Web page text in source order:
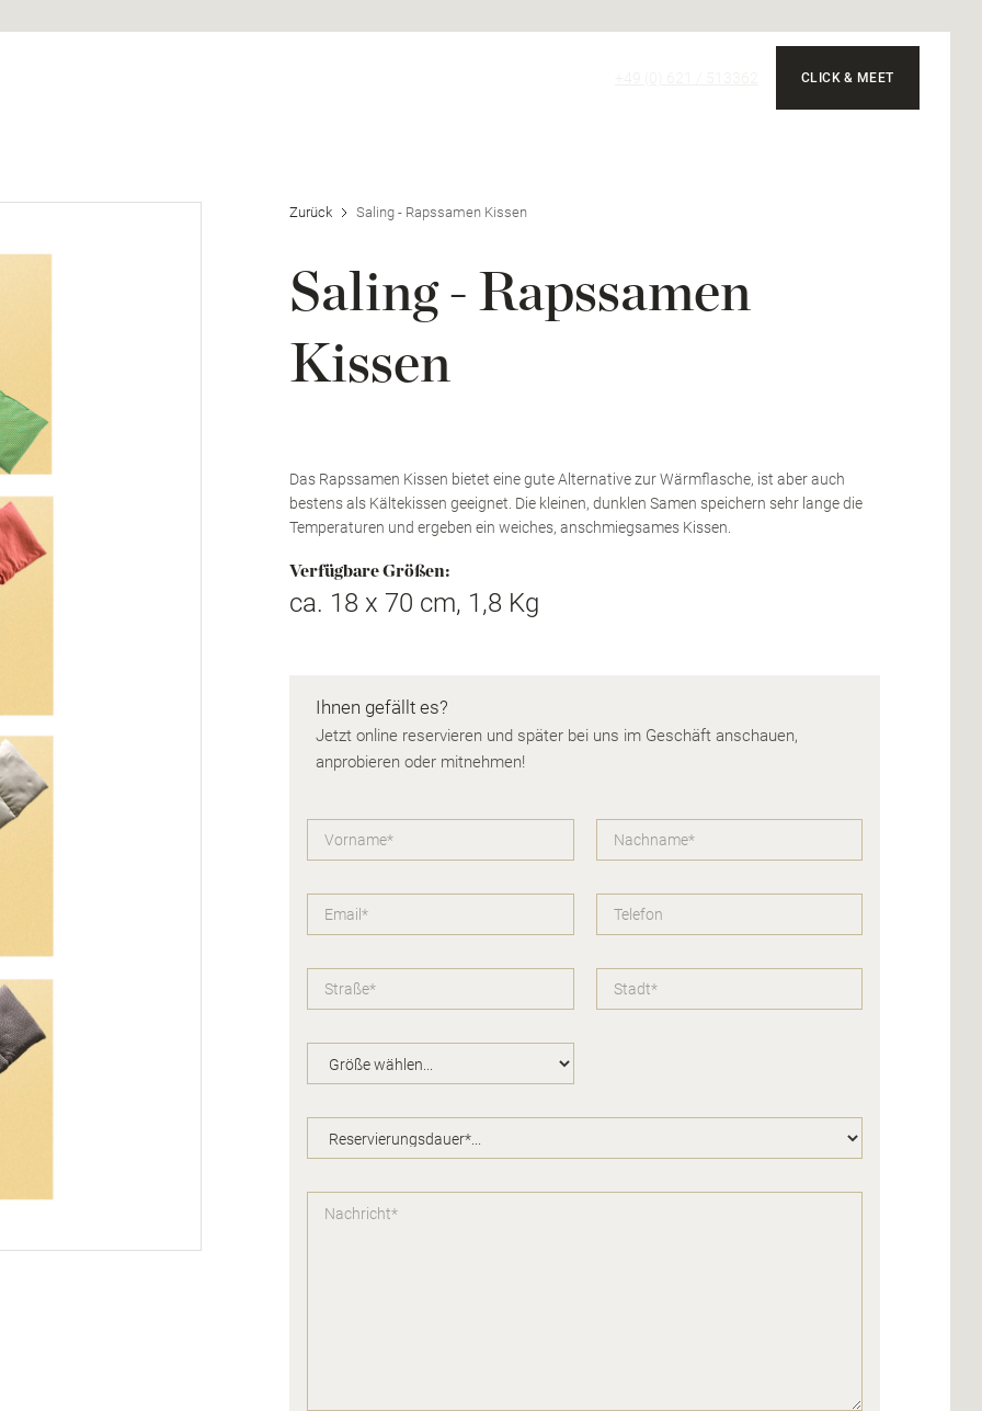
CLICK & MEET
Zurück Saling - Rapssamen Kissen
Saling - Rapssamen
Kissen
Das Rapssamen Kissen bietet eine gute Alternative zur Wärmflasche, ist aber auch
bestens als Kältekissen geeignet. Die kleinen, dunklen Samen speichern sehr lange die
Temperaturen und ergeben ein weiches, anschmiegsames Kissen.
Verfügbare Größen:
ca. 18 x 70 cm, 1,8 Kg
Ihnen gefällt es?
Jetzt online reservieren und später bei uns im Geschäft anschauen,
anprobieren oder mitnehmen!